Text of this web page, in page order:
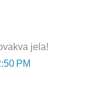
jela!
PM